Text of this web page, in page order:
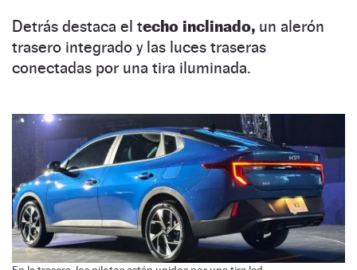
Detrás destaca el techo inclinado, un alerón
trasero integrado y las luces traseras
conectadas por una tira iluminada.